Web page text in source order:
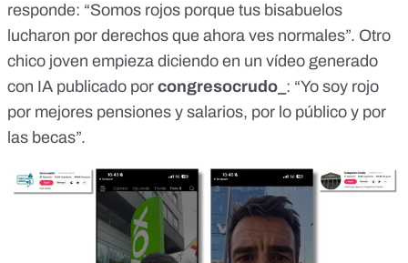
responde: “Somos rojos porque tus bisabuelos
lucharon por derechos que ahora ves normales”. Otro
chico joven empieza diciendo en un vídeo generado
con IA publicado por congresocrudo_ : “Yo soy rojo
por mejores pensiones y salarios, por lo público y por
las becas”.